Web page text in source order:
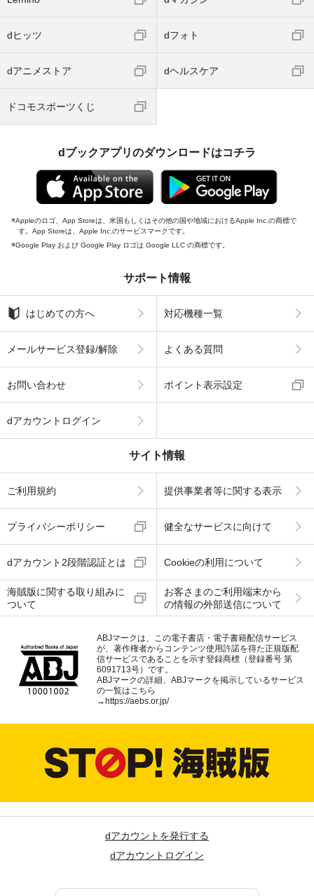
dヒッツ dフォト
dアニメストア dヘルスケア
ドコモスポーツくじ
dブックアプリのダウンロードはコチラ
Appleのロゴ、App Storeは、米国もしくはその他の国や地域におけるApple Inc.の商標で
す。App Storeは、Apple Inc.のサービスマークです。
Google Play および Google Play ロゴは Google LLC の商標です。
サポート情報
はじめての方へ 対応機種一覧
メールサービス登録/解除 よくある質問
お問い合わせ ポイント表示設定
dアカウントログイン
サイト情報
ご利用規約 提供事業者等に関する表示
プライバシーポリシー 健全なサービスに向けて
dアカウント2段階認証とは Cookieの利用について
海賊版に関する取り組みに
ついて
お客さまのご利用端末から
の情報の外部送信について
ABJマークは、この電子書店・電子書籍配信サービス
が、著作権者からコンテンツ使用許諾を得た正規版配
信サービスであることを示す登録商標（登録番号 第
6091713号）です。
ABJマークの詳細、ABJマークを掲示しているサービス
の一覧はこちら
→ https://aebs.or.jp/
dアカウントを発行する
dアカウントログイン